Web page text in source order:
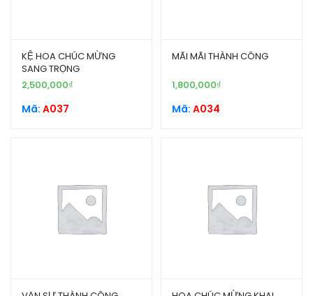
KỆ HOA CHÚC MỪNG
SANG TRỌNG
2,500,000₫
Mã: A037
MÃI MÃI THÀNH CÔNG
1,800,000₫
Mã: A034